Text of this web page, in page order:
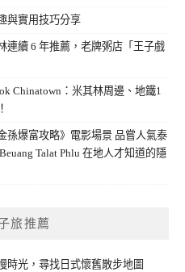
與實用技巧分享
連續 6 年推薦，老牌粥店「王子戲
Chinatown：米其林周邊、地鐵1
孫爆富攻略》電影場景 品嘗人氣泰
Talat Phlu 在地人才知道的隱
旅推薦
時光，尋找日式懷舊散步地圖